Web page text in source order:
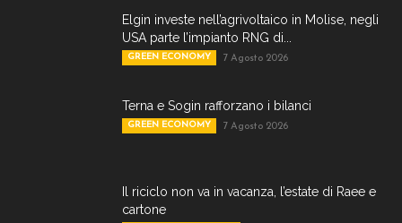
Elgin investe nell’agrivoltaico in Molise, negli
USA parte l’impianto RNG di...
GREEN ECONOMY 7 Agosto 2026
Terna e Sogin rafforzano i bilanci
GREEN ECONOMY 7 Agosto 2026
Il riciclo non va in vacanza, l’estate di Raee e
cartone